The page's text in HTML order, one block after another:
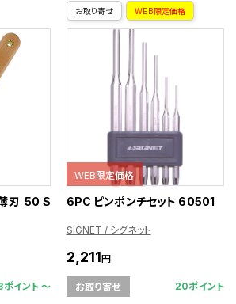
刃 50 S
ポイント 〜
お取り寄せ WEB限定価格
WEB限定価格
6PC ピンポンチセット 60501
SIGNET / シグネット
2,211円
お取り寄せ 20ポイント